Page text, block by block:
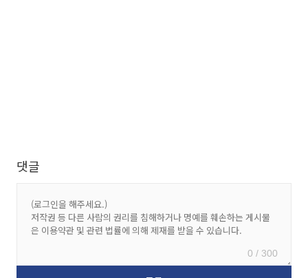
댓글
0 / 300